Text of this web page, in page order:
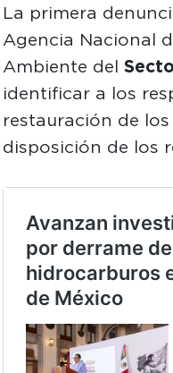
La primera
Agencia Nacional
Ambiente del
identificar a los
restauración de
disposición de los